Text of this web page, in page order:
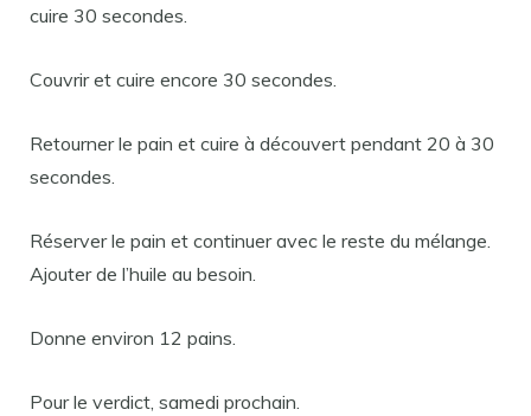
cuire 30 secondes.
Couvrir et cuire encore 30 secondes.
Retourner le pain et cuire à découvert pendant 20 à 30
secondes.
Réserver le pain et continuer avec le reste du mélange.
Ajouter de l’huile au besoin.
Donne environ 12 pains.
Pour le verdict, samedi prochain.